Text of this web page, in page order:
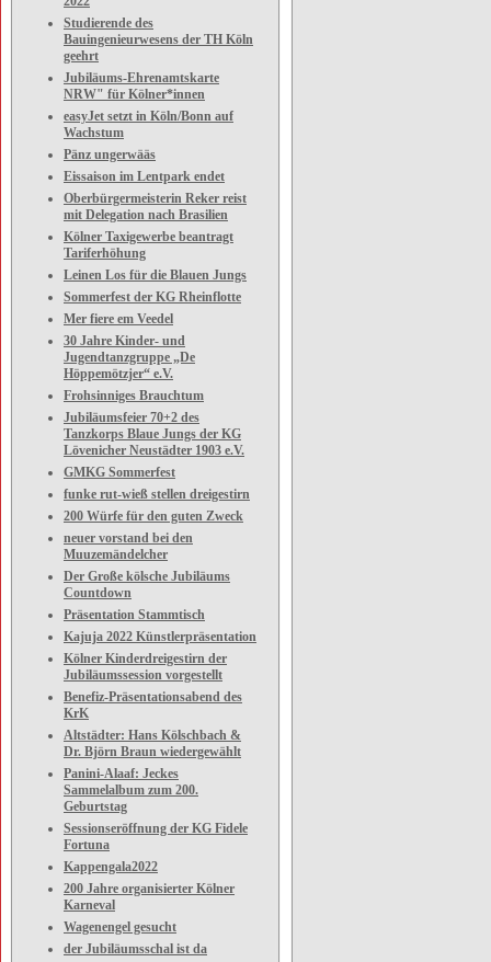
Studierende des
Bauingenieurwesens der TH Köln
geehrt
Jubiläums-Ehrenamtskarte
NRW" für Kölner*innen
easyJet setzt in Köln/Bonn auf
Wachstum
Pänz ungerwääs
Eissaison im Lentpark endet
Oberbürgermeisterin Reker reist
mit Delegation nach Brasilien
Kölner Taxigewerbe beantragt
Tariferhöhung
Leinen Los für die Blauen Jungs
Sommerfest der KG Rheinflotte
Mer fiere em Veedel
30 Jahre Kinder- und
Jugendtanzgruppe „De
Höppemötzjer“ e.V.
Frohsinniges Brauchtum
Jubiläumsfeier 70+2 des
Tanzkorps Blaue Jungs der KG
Lövenicher Neustädter 1903 e.V.
GMKG Sommerfest
funke rut-wieß stellen dreigestirn
200 Würfe für den guten Zweck
neuer vorstand bei den
Muuzemändelcher
Der Große kölsche Jubiläums
Countdown
Präsentation Stammtisch
Kajuja 2022 Künstlerpräsentation
Kölner Kinderdreigestirn der
Jubiläumssession vorgestellt
Benefiz-Präsentationsabend des
KrK
Altstädter: Hans Kölschbach &
Dr. Björn Braun wiedergewählt
Panini-Alaaf: Jeckes
Sammelalbum zum 200.
Geburtstag
Sessionseröffnung der KG Fidele
Fortuna
Kappengala2022
200 Jahre organisierter Kölner
Karneval
Wagenengel gesucht
der Jubiläumsschal ist da